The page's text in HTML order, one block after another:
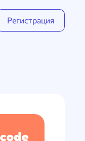
Регистрация